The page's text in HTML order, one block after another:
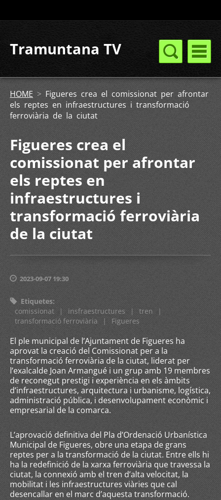
Tramuntana TV
HOME > Figueres crea el comissionat per afrontar
els reptes en infraestructures i transformació
ferroviària de la ciutat
Figueres crea el
comissionat per afrontar
els reptes en
infraestructures i
transformació ferroviària
de la ciutat
2023-09-07 19:30
Etiquetes:
comissionat
| insfraestructures | tren
|
transformació ferroviària
| Figueres
El ple municipal de l’Ajuntament de Figueres ha
aprovat la creació del Comissionat per a la
transformació ferroviària de la ciutat, liderat per
l’exalcalde Joan Armangué i un grup amb 19 membres
de reconegut prestigi i experiència en els àmbits
d’infraestructures, arquitectura i urbanisme, logística,
administració pública, i desenvolupament econòmic i
empresarial de la comarca.
L’aprovació definitiva del Pla d’Ordenació Urbanística
Municipal de Figueres, obre una etapa de grans
reptes per a la transformació de la ciutat. Entre ells hi
ha la redefinició de la xarxa ferroviària que travessa la
ciutat, la connexió amb el tren d’alta velocitat, la
mobilitat i les infraestructures viàries que cal
desencallar en el marc d’aquesta transformació.